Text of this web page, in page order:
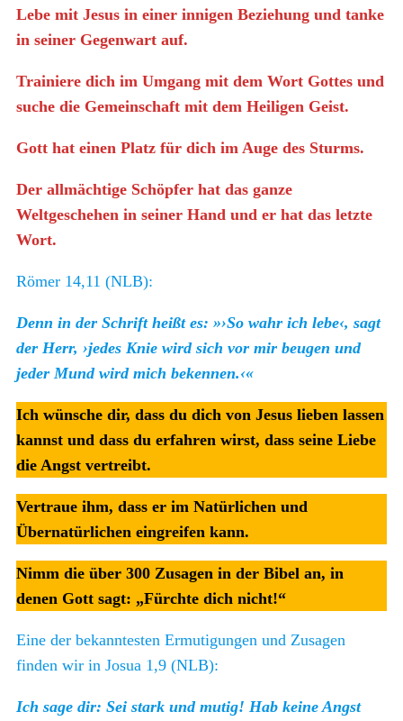
Lebe mit Jesus in einer innigen Beziehung und tanke
in seiner Gegenwart auf.
Trainiere dich im Umgang mit dem Wort Gottes und
suche die Gemeinschaft mit dem Heiligen Geist.
Gott hat einen Platz für dich im Auge des Sturms.
Der allmächtige Schöpfer hat das ganze
Weltgeschehen in seiner Hand und er hat das letzte
Wort.
Römer 14,11 (NLB):
Denn in der Schrift heißt es: »›So wahr ich lebe‹, sagt
der Herr, ›jedes Knie wird sich vor mir beugen und
jeder Mund wird mich bekennen.‹«
Ich wünsche dir, dass du dich von Jesus lieben lassen
kannst und dass du erfahren wirst, dass seine Liebe
die Angst vertreibt.
Vertraue ihm, dass er im Natürlichen und
Übernatürlichen eingreifen kann.
Nimm die über 300 Zusagen in der Bibel an, in
denen Gott sagt: „Fürchte dich nicht!“
Eine der bekanntesten Ermutigungen und Zusagen
finden wir in Josua 1,9 (NLB):
Ich sage dir: Sei stark und mutig! Hab keine Angst